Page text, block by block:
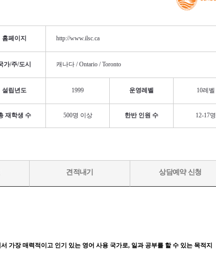
홈페이지 http://www.ilsc.ca
가/주/도시 캐나다 / Ontario / Toronto
설립년도 1999 운영레벨 10레벨
재학생 수 500명 이상 한반 인원 수 12-17명
견적내기 상담예약 신청
가장 매력적이고 인기 있는 영어 사용 국가로, 일과 공부를 할 수 있는 목적지